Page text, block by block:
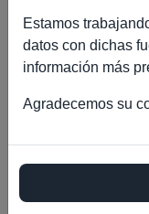
Máximo
Estamos
datos con dichas
información más
Agradecemos su